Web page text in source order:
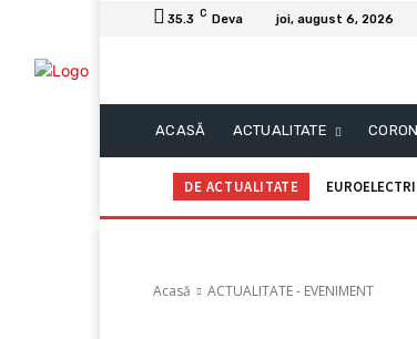
35.3 C Deva joi, august 6, 2026
ACASĂ ACTUALITATE
DE ACTUALITATE Primăria
Acasă ACTUALITATE - EVENIMENT